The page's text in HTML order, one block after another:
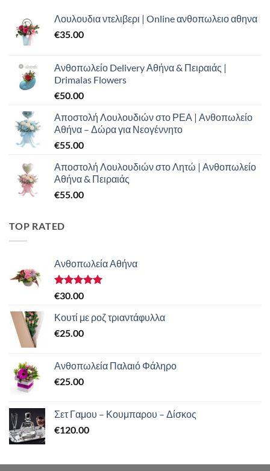
Λουλουδια ντελιβερι | Online ανθοπωλειο αθηνα
€35.00
Ανθοπωλείο Delivery Αθήνα & Πειραιάς |
Drimalas Flowers
€50.00
Αποστολή Λουλουδιών στο ΡΕΑ | Ανθοπωλείο
Αθήνα – Δώρα για Νεογέννητο
€55.00
Αποστολή Λουλουδιών στο Λητώ | Ανθοπωλείο
Αθήνα & Πειραιάς
€55.00
TOP RATED
Ανθοπωλεία Αθήνα
Βαθμολογήθηκε
από 5
€30.00
Κουτί με ροζ τριαντάφυλλα
€25.00
Ανθοπωλεία Παλαιό Φάληρο
€25.00
Σετ Γαμου – Κουμπαρου – Δίσκος
€120.00